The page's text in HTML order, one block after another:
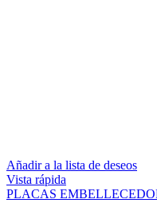
Añadir a la lista de deseos
Vista rápida
PLACAS